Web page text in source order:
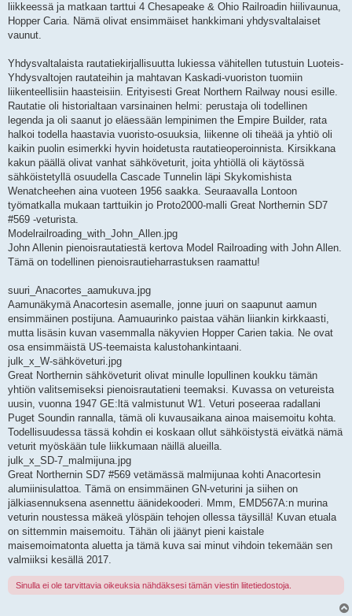
liikkeessä ja matkaan tarttui 4 Chesapeake & Ohio Railroadin hiilivaunua,
Hopper Caria. Nämä olivat ensimmäiset hankkimani yhdysvaltalaiset
vaunut.
Yhdysvaltalaista rautatiekirjallisuutta lukiessa vähitellen tutustuin Luoteis-
Yhdysvaltojen rautateihin ja mahtavan Kaskadi-vuoriston tuomiin
liikenteellisiin haasteisiin. Erityisesti Great Northern Railway nousi esille.
Rautatie oli historialtaan varsinainen helmi: perustaja oli todellinen
legenda ja oli saanut jo eläessään lempinimen the Empire Builder, rata
halkoi todella haastavia vuoristo-osuuksia, liikenne oli tiheää ja yhtiö oli
kaikin puolin esimerkki hyvin hoidetusta rautatieoperoinnista. Kirsikkana
kakun päällä olivat vanhat sähköveturit, joita yhtiöllä oli käytössä
sähköistetyllä osuudella Cascade Tunnelin läpi Skykomishista
Wenatcheehen aina vuoteen 1956 saakka. Seuraavalla Lontoon
työmatkalla mukaan tarttuikin jo Proto2000-malli Great Northernin SD7
#569 -veturista.
Modelrailroading_with_John_Allen.jpg
John Allenin pienoisrautatiestä kertova Model Railroading with John Allen.
Tämä on todellinen pienoisrautieharrastuksen raamattu!
suuri_Anacortes_aamukuva.jpg
Aamunäkymä Anacortesin asemalle, jonne juuri on saapunut aamun
ensimmäinen postijuna. Aamuaurinko paistaa vähän liiankin kirkkaasti,
mutta lisäsin kuvan vasemmalla näkyvien Hopper Carien takia. Ne ovat
osa ensimmäistä US-teemaista kalustohankintaani.
julk_x_W-sähköveturi.jpg
Great Northernin sähköveturit olivat minulle lopullinen koukku tämän
yhtiön valitsemiseksi pienoisrautatieni teemaksi. Kuvassa on vetureista
uusin, vuonna 1947 GE:ltä valmistunut W1. Veturi poseeraa radallani
Puget Soundin rannalla, tämä oli kuvausaikana ainoa maisemoitu kohta.
Todellisuudessa tässä kohdin ei koskaan ollut sähköistystä eivätkä nämä
veturit myöskään tule liikkumaan näillä alueilla.
julk_x_SD-7_malmijuna.jpg
Great Northernin SD7 #569 vetämässä malmijunaa kohti Anacortesin
alumiinisulattoa. Tämä on ensimmäinen GN-veturini ja siihen on
jälkiasennuksena asennettu äänidekooderi. Mmm, EMD567A:n murina
veturin noustessa mäkeä ylöspäin tehojen ollessa täysillä! Kuvan etuala
on sittemmin maisemoitu. Tähän oli jäänyt pieni kaistale
maisemoimatonta aluetta ja tämä kuva sai minut vihdoin tekemään sen
valmiiksi kesällä 2017.
Sinulla ei ole tarvittavia oikeuksia nähdäksesi tämän viestin liitetiedostoja.